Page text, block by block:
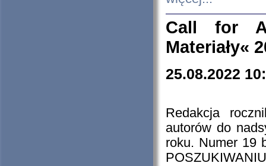
Call for
Materiały«
25.08.2022
Redakcja
autorów do
roku. Numer 19